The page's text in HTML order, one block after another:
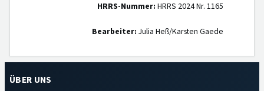
HRRS-Nummer: HRRS 2024 Nr. 1165
Bearbeiter: Julia Heß/Karsten Gaede
ÜBER UNS